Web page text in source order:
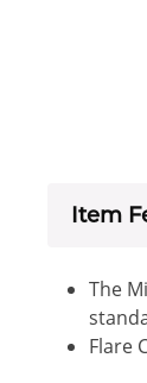
Item
The
Flare